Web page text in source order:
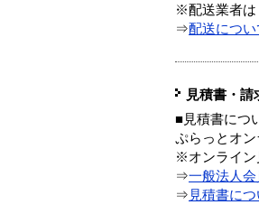
※配送業者は
⇒配送につ
見積書・請
■見積書につ
ぷらっとオ
※オンライン
⇒一般法人
⇒ 見積書に